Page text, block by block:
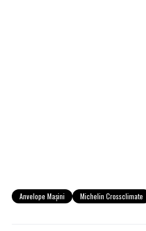
Anvelope Mașini Michelin Crossclimate